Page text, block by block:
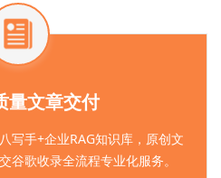
量文章交付
写手+企业RAG知识库，原创文
谷歌收录全流程专业化服务。